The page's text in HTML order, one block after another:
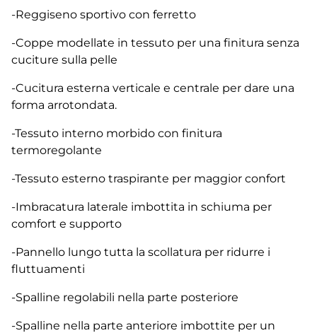
-Reggiseno sportivo con ferretto
-Coppe modellate in tessuto per una finitura senza
cuciture sulla pelle
-Cucitura esterna verticale e centrale per dare una
forma arrotondata.
-Tessuto interno morbido con finitura
termoregolante
-Tessuto esterno traspirante per maggior confort
-Imbracatura laterale imbottita in schiuma per
comfort e supporto
-Pannello lungo tutta la scollatura per ridurre i
fluttuamenti
-Spalline regolabili nella parte posteriore
-Spalline nella parte anteriore imbottite per un